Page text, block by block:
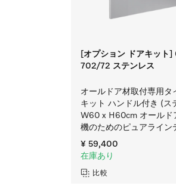
[オプション ドアキット]
702/72 ステンレス
オールドア材取付専用タ
キット ハンドル付き (ス
W60 x H60cm オールド
機のためのピュアライン
¥ 59,400
在庫あり
比較